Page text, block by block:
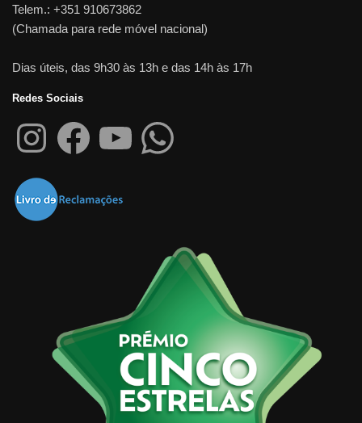
Telem.: +351 910673862
(Chamada para rede móvel nacional)
Dias úteis, das 9h30 às 13h e das 14h às 17h
Redes Sociais